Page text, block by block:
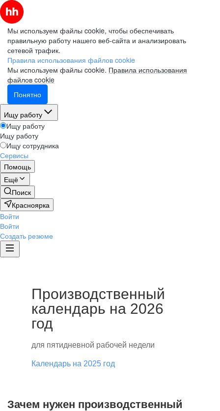
Мы используем файлы cookie, чтобы обеспечивать
правильную работу нашего веб-сайта и анализировать
сетевой трафик.
Правила использования файлов cookie
Мы используем файлы cookie. Правила использования
файлов cookie
Понятно
Ищу работу
Ищу работу
Ищу работу
Ищу сотрудника
Сервисы
Помощь
Ещё
Поиск
Красноярка
Войти
Войти
Создать резюме
Производственный
календарь на 2026
год
для пятидневной рабочей недели
Календарь на 2025 год
Зачем нужен производственный